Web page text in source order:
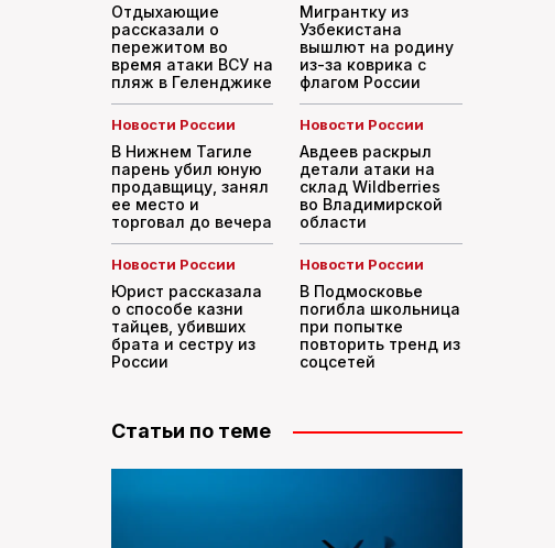
Отдыхающие
рассказали о
пережитом во
время атаки ВСУ на
пляж в Геленджике
Мигрантку из
Узбекистана
вышлют на родину
из-за коврика с
флагом России
Новости России
В Нижнем Тагиле
парень убил юную
продавщицу, занял
ее место и
торговал до вечера
Новости России
Авдеев раскрыл
детали атаки на
склад Wildberries
во Владимирской
области
Новости России
Юрист рассказала
о способе казни
тайцев, убивших
брата и сестру из
России
Новости России
В Подмосковье
погибла школьница
при попытке
повторить тренд из
соцсетей
Статьи по теме